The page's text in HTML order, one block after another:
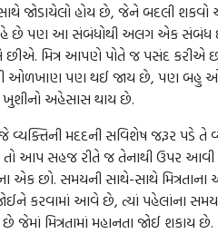
જોડાયેલો હોય છે, જેને બદલી
છે પણ આ સંબંધોથી અલગ એક સંબંધ છે
છીએ. મિત્ર આપણે પોતે જ પસંદ
ઓળખાણ પણ થઈ જાય છે, પણ બહુ
અહેસાસ થાય છે.
મદદની સવિશેષ જરૂર પડે તે
આપ સહજ રીતે જ તેનાથી ઉપર આવી
એક છો. સમયની સાથે-સાથે
કરવામાં આવે છે, ત્યાં પહેલાંના સમયમાં
મિત્રતામાં મહાનતા જોઈ શકાય છે.